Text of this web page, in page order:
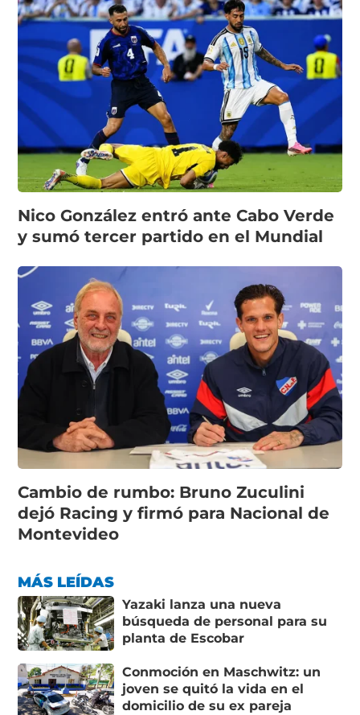
Nico González entró ante Cabo Verde
y sumó tercer partido en el Mundial
Cambio de rumbo: Bruno Zuculini
dejó Racing y firmó para Nacional de
Montevideo
MÁS LEÍDAS
Yazaki lanza una nueva
búsqueda de personal para su
planta de Escobar
Conmoción en Maschwitz: un
joven se quitó la vida en el
domicilio de su ex pareja